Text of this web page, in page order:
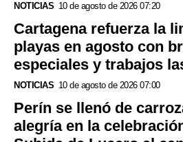
NOTICIAS 10 de agosto de 2026 07:20
Cartagena refuerza la
playas en agosto con
especiales y trabajos
NOTICIAS 10 de agosto de 2026 07:00
Perín se llenó de
alegría en la